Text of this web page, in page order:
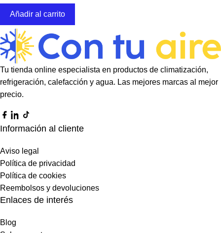
Añadir al carrito
Tu tienda online especialista en productos de climatización,
refrigeración, calefacción y agua. Las mejores marcas al mejor
precio.
Información al cliente
Aviso legal
Política de privacidad
Política de cookies
Reembolsos y devoluciones
Enlaces de interés
Blog